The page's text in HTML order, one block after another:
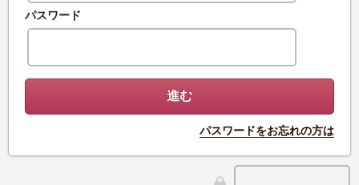
パスワード
パスワードをお忘れの方は